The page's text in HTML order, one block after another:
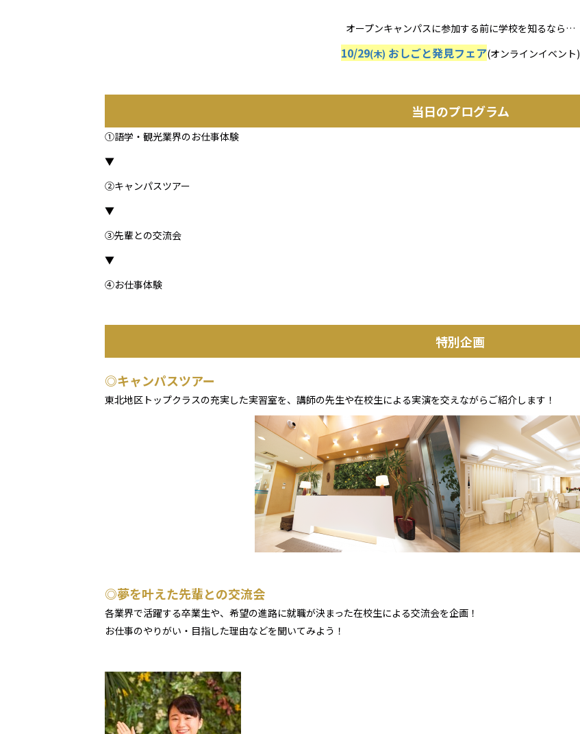
オープンキャンパスに参加する前に学校を知るなら…
10/29(木) おしごと発見フェア(オンラインイベント)
当日のプログラム
①語学・観光業界のお仕事体験
▼
②キャンパスツアー
▼
③先輩との交流会
▼
④お仕事体験
特別企画
◎キャンパスツアー
東北地区トップクラスの充実した実習室を、講師の先生や在校生による実演を交えながらご紹介します！
◎夢を叶えた先輩との交流会
各業界で活躍する卒業生や、希望の進路に就職が決まった在校生による交流会を企画！
お仕事のやりがい・目指した理由などを聞いてみよう！